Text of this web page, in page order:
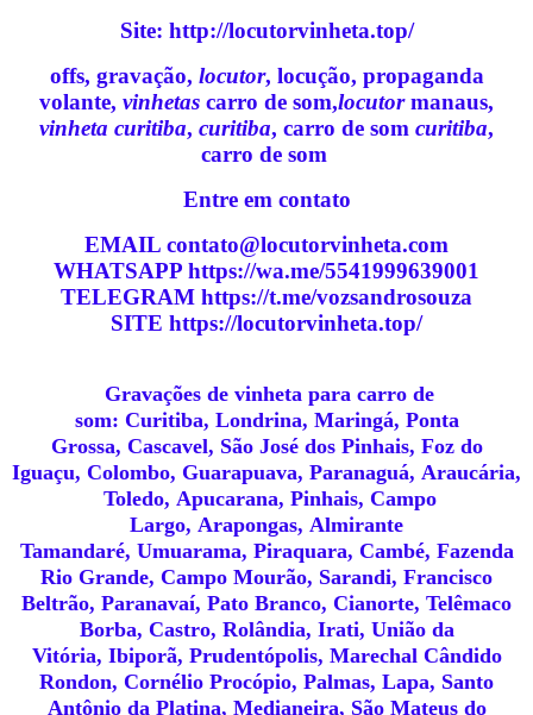
Site: http://locutorvinheta.top/
offs, gravação, locutor, locução, propaganda
volante, vinhetas carro de som,locutormanaus,
vinheta curitiba, curitiba, carro de som curitiba,
carro de som
Entre em contato
EMAIL contato@locutorvinheta.com
WHATSAPP https://wa.me/5541999639001
TELEGRAM https://t.me/vozsandrosouza
SITE https://locutorvinheta.top/
Gravações de vinheta para carro de
som: Curitiba, Londrina, Maringá, Ponta
Grossa, Cascavel, São José dos Pinhais, Foz do
Iguaçu, Colombo, Guarapuava, Paranaguá, Araucária,
Toledo, Apucarana, Pinhais, Campo
Largo, Arapongas, Almirante
Tamandaré, Umuarama, Piraquara, Cambé, Fazenda
Rio Grande, Campo Mourão, Sarandi, Francisco
Beltrão, Paranavaí, Pato Branco, Cianorte, Telêmaco
Borba, Castro, Rolândia, Irati, União da
Vitória, Ibiporã, Prudentópolis, Marechal Cândido
Rondon, Cornélio Procópio, Palmas, Lapa, Santo
Antônio da Platina, Medianeira, São Mateus do